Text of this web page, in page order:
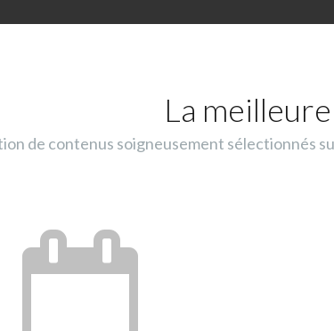
La
de contenus soigneusement sélectionnés